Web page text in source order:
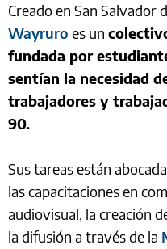
Creado en San Salvador
Wayruro es un
fundada por
sentían la necesidad
trabajadores y
90.
Sus tareas están
las capacitaciones en
audiovisual, la creación
la difusión a través de la